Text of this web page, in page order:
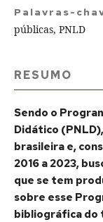
Palavras-
públicas, PNLD
RESUMO
Sendo o
Didático
brasileira e,
2016 a 2023,
que se tem
sobre esse
bibliográfica do